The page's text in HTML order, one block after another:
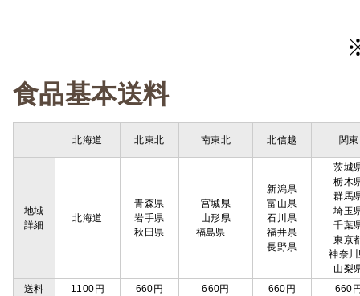
食品基本送料
北海道 北東北 南東北 北信越 関東
地域
詳細
北海道
青森県
岩手県
秋田県
宮城県
山形県
福島県
新潟県
富山県
石川県
福井県
長野県
茨城
栃木
群馬
埼玉
千葉
東京
神奈
山梨
送料
1100円 660円 660円 660円 660